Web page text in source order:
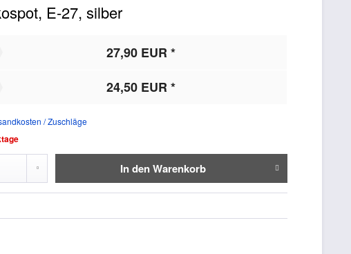
E-27, silber
27,90 EUR *
24,50 EUR *
/ Zuschläge
In denWarenkorb